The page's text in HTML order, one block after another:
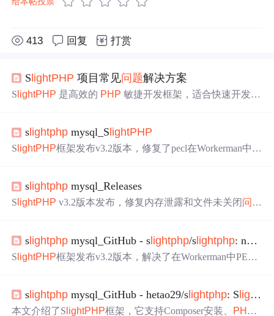
413 回复 打赏
SlightPHP 项目常见问题解决方案
S lightPHP 是高效的 PHP 敏捷开发框架，适合快速开发项
需在网站根目录操作，设置路由可通过相关方法，文中给
出了具体解决步骤。
s lightphp mysql_S lightPHP
S lightPHP框架发布v3.2版本，修复了pecl在Workerman中不
外，框架支持命令行模式，适用于WorkerMan和Swoole等
服务端项目。SDb和SRedis插件提供数据库和缓存支持，S
s lightphp mysql_Releases
S lightPHP v3.2版本发布，修复内存泄露和文件未关闭 问题
和 路由功能，适用于快速开发和高流量网站。框架核心小
巧，加载速度快，适用于多种Web服务器。
slightphp mysql_GitHub - slightphp/slightphp: new version pls checkout https://github.com/hetao29/sl...
S lightPHP框架发布v3.2版本，解决了在Workerman中PECL
上。更新包括对PHP 7的更好支持，PECL模块加载，以及
命令行执行模式。此外，框架特性包括独特的框架与plugin
slightphp mysql_GitHub - hetao29/slightphp: Slight
本文介绍了S lightPHP框架，它支持Composer安装、 PHP7